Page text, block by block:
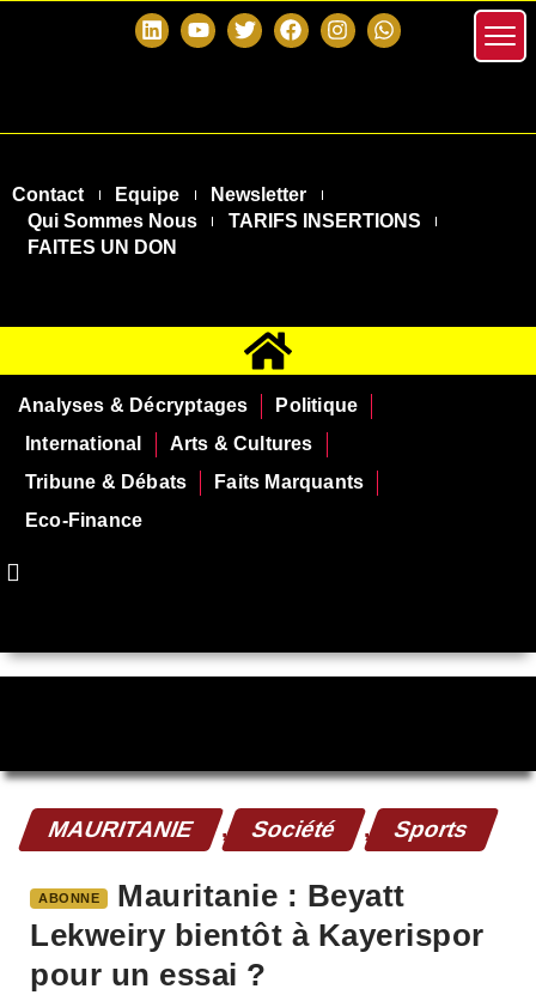
Contact Equipe
Newsletter
Qui Sommes Nous
TARIFS INSERTIONS
FAITES UN DON
Analyses & Décryptages
Politique
International
Arts & Cultures
Tribune & Débats
Faits Marquants
Eco-Finance
MAURITANIE , Société , Sports
ABONNE
Mauritanie : Beyatt
Lekweiry bientôt à Kayerispor
pour un essai ?